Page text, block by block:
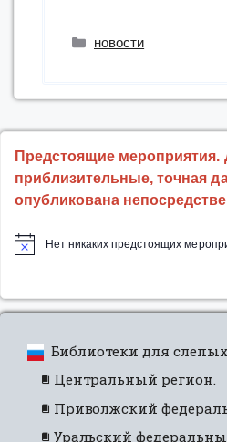
Рубрики
новости
Предстоящие
приблизительные, точная
опубликована
Нет никаких предстоящих
Библиотеки для
Центральный регион.
Приволжский
Уральский